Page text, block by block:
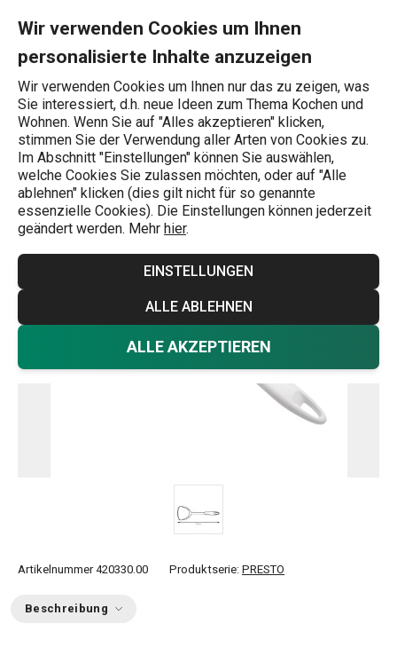
Wir verwenden Cookies um Ihnen
personalisierte Inhalte anzuzeigen
Wir verwenden Cookies um Ihnen nur das zu zeigen, was
Sie interessiert, d.h. neue Ideen zum Thema Kochen und
Wohnen. Wenn Sie auf "Alles akzeptieren" klicken,
stimmen Sie der Verwendung aller Arten von Cookies zu.
Im Abschnitt "Einstellungen" können Sie auswählen,
welche Cookies Sie zulassen möchten, oder auf "Alle
ablehnen" klicken (dies gilt nicht für so genannte
essenzielle Cookies). Die Einstellungen können jederzeit
geändert werden. Mehr hier.
EINSTELLUNGEN
ALLE ABLEHNEN
ALLE AKZEPTIEREN
Wonach suchen Sie?
Startseite
Wender für Wok PRESTO
Artikelnummer 420330.00 Produktserie: PRESTO
Beschreibung